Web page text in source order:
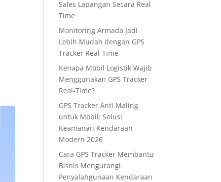
Sales Lapangan Secara Real
Time
Monitoring Armada Jadi
Lebih Mudah dengan GPS
Tracker Real-Time
Kenapa Mobil Logistik Wajib
Menggunakan GPS Tracker
Real-Time?
GPS Tracker Anti Maling
untuk Mobil: Solusi
Keamanan Kendaraan
Modern 2026
Cara GPS Tracker Membantu
Bisnis Mengurangi
Penyalahgunaan Kendaraan